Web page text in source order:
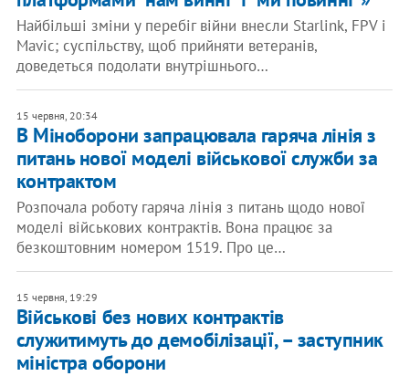
Найбільші зміни у перебіг війни внесли Starlink, FPV і
Mavic; суспільству, щоб прийняти ветеранів,
доведеться подолати внутрішнього…
15 червня, 20:34
В Міноборони запрацювала гаряча лінія з
питань нової моделі військової служби за
контрактом
Розпочала роботу гаряча лінія з питань щодо нової
моделі військових контрактів. Вона працює за
безкоштовним номером 1519. Про це…
15 червня, 19:29
Військові без нових контрактів
служитимуть до демобілізації, – заступник
міністра оборони